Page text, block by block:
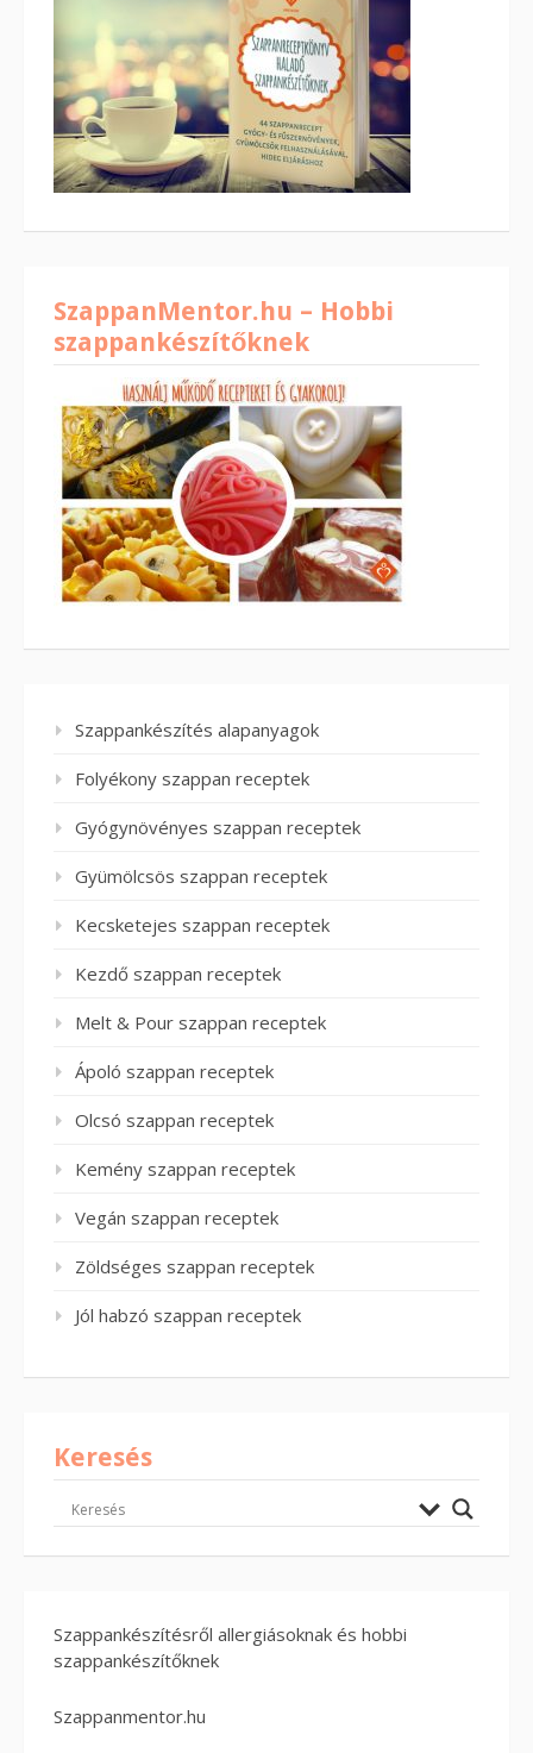
SzappanMentor.hu – Hobbi
szappankészítőknek
Szappankészítés alapanyagok
Folyékony szappan receptek
Gyógynövényes szappan receptek
Gyümölcsös szappan receptek
Kecsketejes szappan receptek
Kezdő szappan receptek
Melt & Pour szappan receptek
Ápoló szappan receptek
Olcsó szappan receptek
Kemény szappan receptek
Vegán szappan receptek
Zöldséges szappan receptek
Jól habzó szappan receptek
Keresés
Szappankészítésről allergiásoknak és hobbi
szappankészítőknek
Szappanmentor.hu